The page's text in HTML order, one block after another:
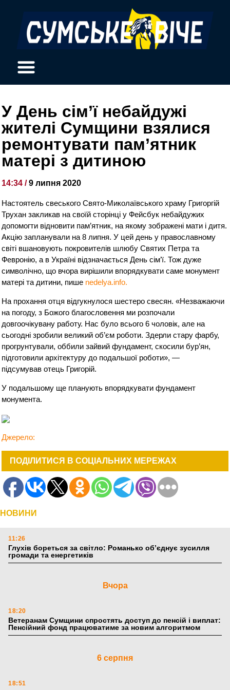
У День сім’ї небайдужі
жителі Сумщини взялися
ремонтувати пам’ятник
матері з дитиною
14:34 /9 липня 2020
Настоятель свеського Свято-Миколаївського храму Григоргій
Трухан закликав на своїй сторінці у Фейсбук небайдужих
допомогти відновити пам’ятник, на якому зображені мати і дитя.
Акцію запланували на 8 липня. У цей день у православному
світі вшановують покровителів шлюбу Святих Петра та
Февронію, а в Україні відзначається День сім’ї. Тож дуже
символічно, що вчора вирішили впорядкувати саме монумент
матері та дитини, пише nedelya.info.
На прохання отця відгукнулося шестеро свесян. «Незважаючи
на погоду, з Божого благословення ми розпочали
довгоочікувану работу. Нас було всього 6 чоловік, але на
сьогодні зробили великий об’єм роботи. Здерли стару фарбу,
прогрунтували, оббили зайвий фундамент, скосили бур’ян,
підготовили архітектуру до подальшої роботи», —
підсумував отець Григорій.
У подальшому ще планують впорядкувати фундамент
монумента.
Джерело:
ПОДІЛИТИСЯ В СОЦІАЛЬНИХ МЕРЕЖАХ
НОВИНИ
11:26
Глухів бореться за світло: Романько об’єднує зусилля
громади та енергетиків
Вчора
18:20
Ветеранам Сумщини спростять доступ до пенсій і виплат:
Пенсійний фонд працюватиме за новим алгоритмом
6 серпня
18:51